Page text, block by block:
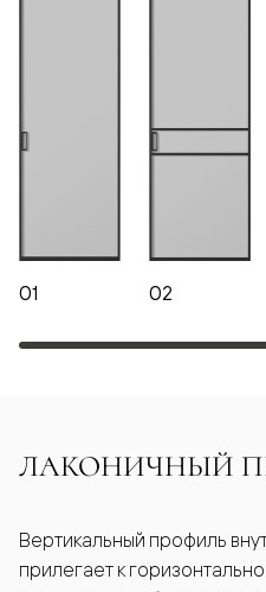
01 02
ЛАКОНИЧНЫЙ
Вертикальный профиль
прилегает к